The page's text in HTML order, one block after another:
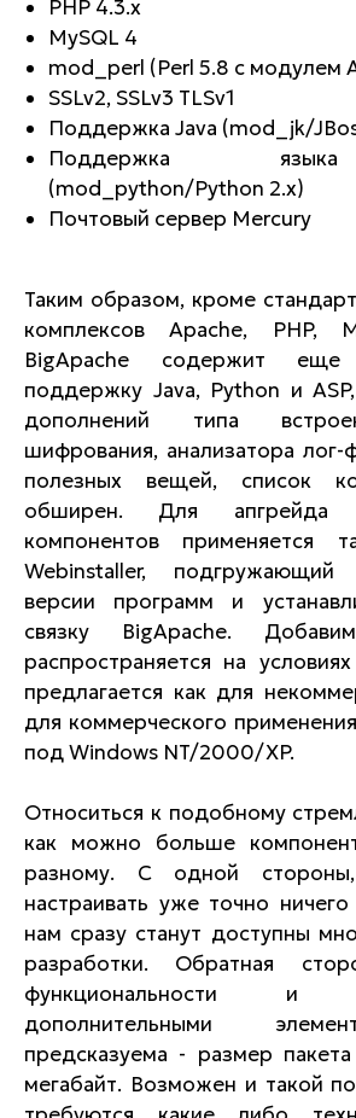
PHP 4.3.x
MySQL 4
mod_perl (Perl 5.8 с модулем
SSLv2, SSLv3 TLSv1
Поддержка Java (mod_jk/
Поддержка
(mod_python/Python 2.x)
Почтовый сервер Mercury
Таким образом, кроме
комплексов Apache, PHP,
BigApache содержит
поддержку Java, Python и
дополнений типа
шифрования, анализатора лог-
полезных вещей, список
обширен. Для апгрейда
компонентов применяется
Webinstaller,
версии программ и
связку BigApache.
распространяется на
предлагается как для
для коммерческого
под Windows NT/2000/XP.
Относиться к подобному
как можно больше
разному. С одной
настраивать уже точно
нам сразу станут доступны
разработки. Обратная
функциональности и
дополнительными
предсказуема - размер
мегабайт. Возможен и такой